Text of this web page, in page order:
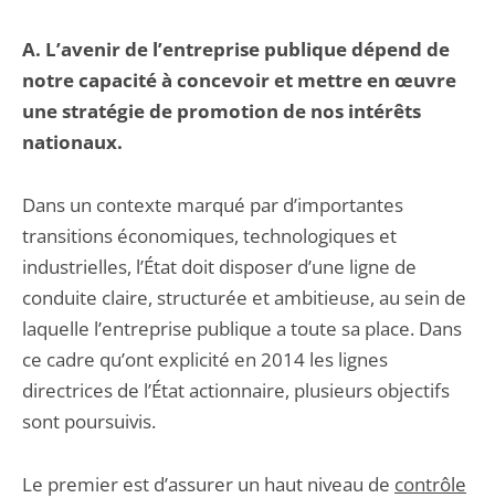
A. L’avenir de l’entreprise publique dépend de
notre capacité à concevoir et mettre en œuvre
une stratégie de promotion de nos intérêts
nationaux.
Dans un contexte marqué par d’importantes
transitions économiques, technologiques et
industrielles, l’État doit disposer d’une ligne de
conduite claire, structurée et ambitieuse, au sein de
laquelle l’entreprise publique a toute sa place. Dans
ce cadre qu’ont explicité en 2014 les lignes
directrices de l’État actionnaire, plusieurs objectifs
sont poursuivis.
Le premier est d’assurer un haut niveau de contrôle